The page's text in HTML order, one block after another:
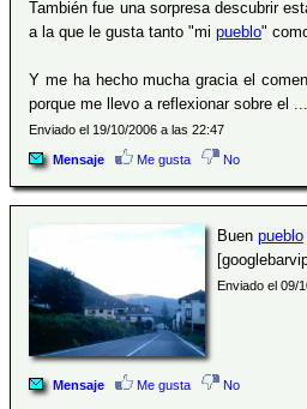
También fue una sorpresa descubrir
a la que le gusta tanto "mi pueblo"
Y me ha hecho mucha gracia el
porque me llevo a reflexionar sobre el
Enviado el 19/10/2006 a las 22:47
Mensaje Me gusta No
Buen pueblo
Enviado el 09/
Mensaje Me gusta No